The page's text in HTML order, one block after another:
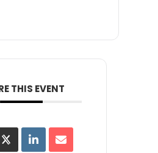
THIS EVENT